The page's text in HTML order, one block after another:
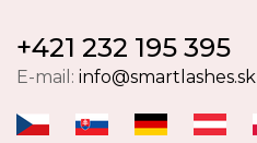
+421 232 195 395
E-mail: info@smartlashes.sk